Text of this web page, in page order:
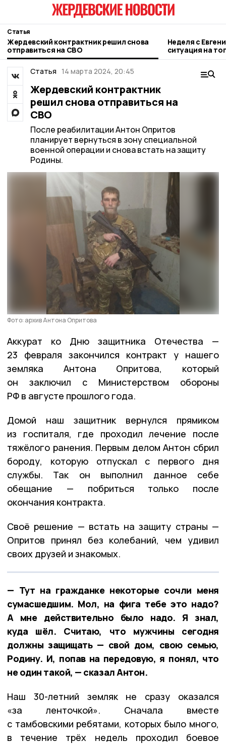
Статья
Жердевский контрактник решил снова
отправиться на СВО
Неделя с
ситуация на
городе и
Статья 14 марта 2024, 20:45
Жердевский контрактник
решил снова отправиться на
СВО
После реабилитации Антон Опритов
планирует вернуться в зону специальной
военной операции и снова встать на защиту
Родины.
Фото: архив Антона Опритова
Аккурат ко Дню защитника Отечества —
23 февраля закончился контракт у нашего
земляка Антона Опритова, который
он заключил с Министерством обороны
РФ в августе прошлого года.
Домой наш защитник вернулся прямиком
из госпиталя, где проходил лечение после
тяжёлого ранения. Первым делом Антон сбрил
бороду, которую отпускал с первого дня
службы. Так он выполнил данное себе
обещание — побриться только после
окончания контракта.
Своё решение — встать на защиту страны —
Опритов принял без колебаний, чем удивил
своих друзей и знакомых.
— Тут на гражданке некоторые сочли меня
сумасшедшим. Мол, на фига тебе это надо?
А мне действительно было надо. Я знал,
куда шёл. Считаю, что мужчины сегодня
должны защищать — свой дом, свою семью,
Родину. И, попав на передовую, я понял, что
не один такой, — сказал Антон.
Наш 30-летний земляк не сразу оказался
«за ленточкой». Сначала вместе
с тамбовскими ребятами, которых было много,
в течение трёх недель проходил боевое